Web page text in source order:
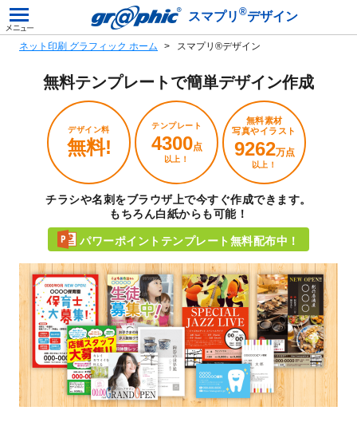
スマプリ ®デザイン
ネット印刷 グラフィック ホーム スマプリ®デザイン
無料テンプレートで簡単デザイン作成
デザイン料
無料!
テンプレート
4300点
以上！
無料素材
写真やイラスト
9262万点
以上！
チラシや名刺をブラウザ上で今すぐ作成できます。
もちろん白紙からも可能！
パワーポイントテンプレート無料配布中！